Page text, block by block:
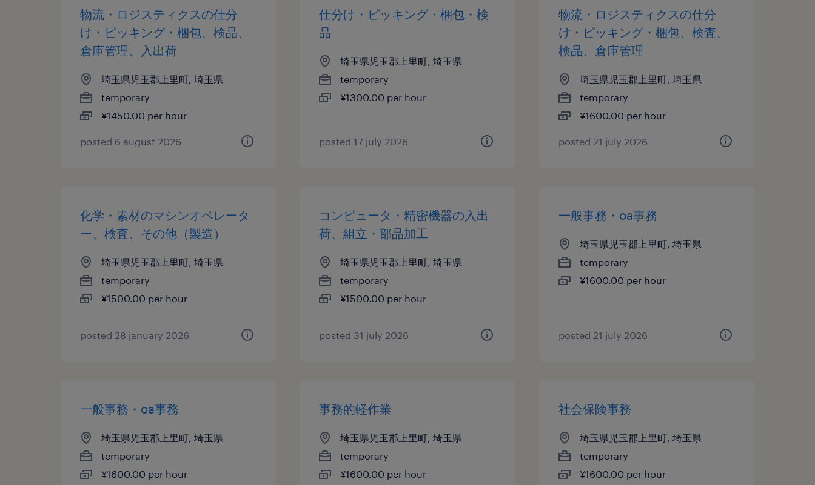
物流・ロジスティクスの仕分
け・ピッキング・梱包、検品、
倉庫管理、入出荷
埼玉県児玉郡上里町, 埼玉県
temporary
¥1450.00 per hour
posted 6 august 2026
仕分け・ピッキング・梱包・検
品
埼玉県児玉郡上里町, 埼玉県
temporary
¥1300.00 per hour
posted 17 july 2026
物流・ロジスティクスの仕分
け・ピッキング・梱包、検査、
検品、倉庫管理
埼玉県児玉郡上里町, 埼玉県
temporary
¥1600.00 per hour
posted 21 july 2026
化学・素材のマシンオペレータ
ー、検査、その他（製造）
埼玉県児玉郡上里町, 埼玉県
temporary
¥1500.00 per hour
posted 28 january 2026
コンピュータ・精密機器の入出
荷、組立・部品加工
埼玉県児玉郡上里町, 埼玉県
temporary
¥1500.00 per hour
posted 31 july 2026
一般事務・oa事務
埼玉県児玉郡上里町, 埼玉県
temporary
¥1600.00 per hour
posted 21 july 2026
一般事務・oa事務
埼玉県児玉郡上里町, 埼玉県
temporary
¥1600.00 per hour
事務的軽作業
埼玉県児玉郡上里町, 埼玉県
temporary
¥1600.00 per hour
社会保険事務
埼玉県児玉郡上里町, 埼玉県
temporary
¥1600.00 per hour